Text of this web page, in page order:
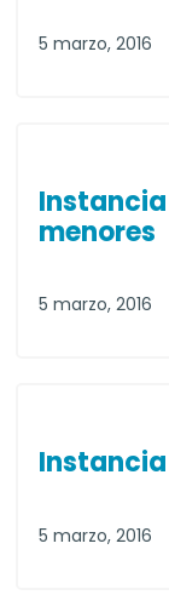
5 marzo, 2016
menores
5 marzo, 2016
5 marzo, 2016